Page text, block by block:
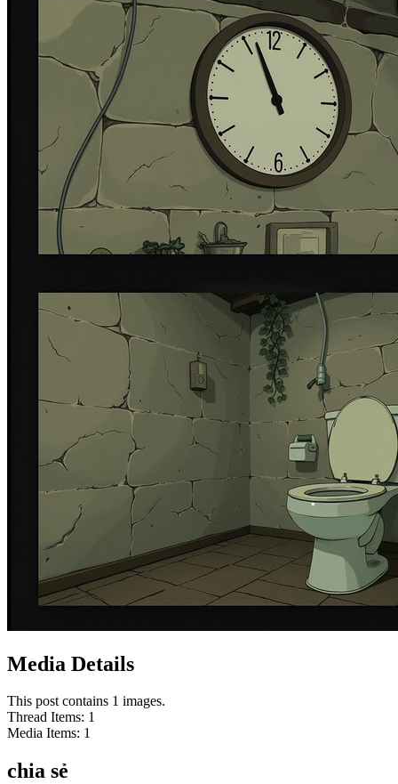
Media Details
This post contains 1 images.
Thread Items: 1
Media Items: 1
chia sẻ